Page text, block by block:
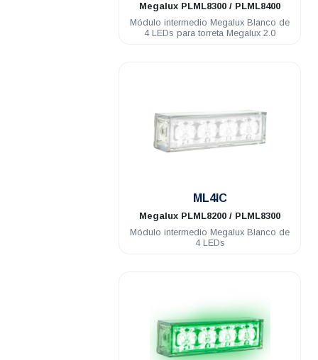
Megalux PLML8300 / PLML8400
Módulo intermedio Megalux Blanco de
4 LEDs para torreta Megalux 2.0
ML4IC
Megalux PLML8200 / PLML8300
Módulo intermedio Megalux Blanco de
4 LEDs